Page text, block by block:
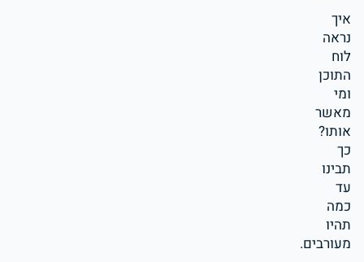
איך
נראה
לוח
התוכן
ומי
מאשר
אותו?
כך
תבינו
עד
כמה
תהיו
מעורבים.